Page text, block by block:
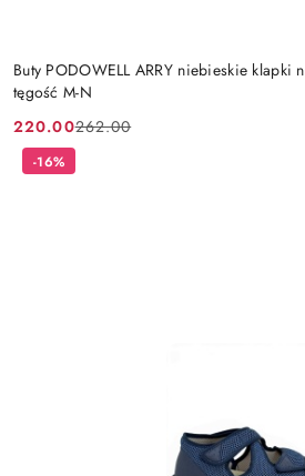
Buty PODOWELL ARRY niebieskie klapki
tęgość M-N
Cena
promocyjna:
220.00
Cena
przed
262.00
-16%